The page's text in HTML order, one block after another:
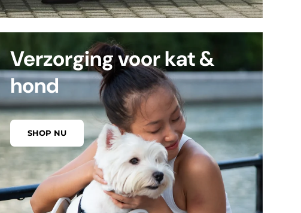
Verzorging voor kat &
hond
SHOP NU